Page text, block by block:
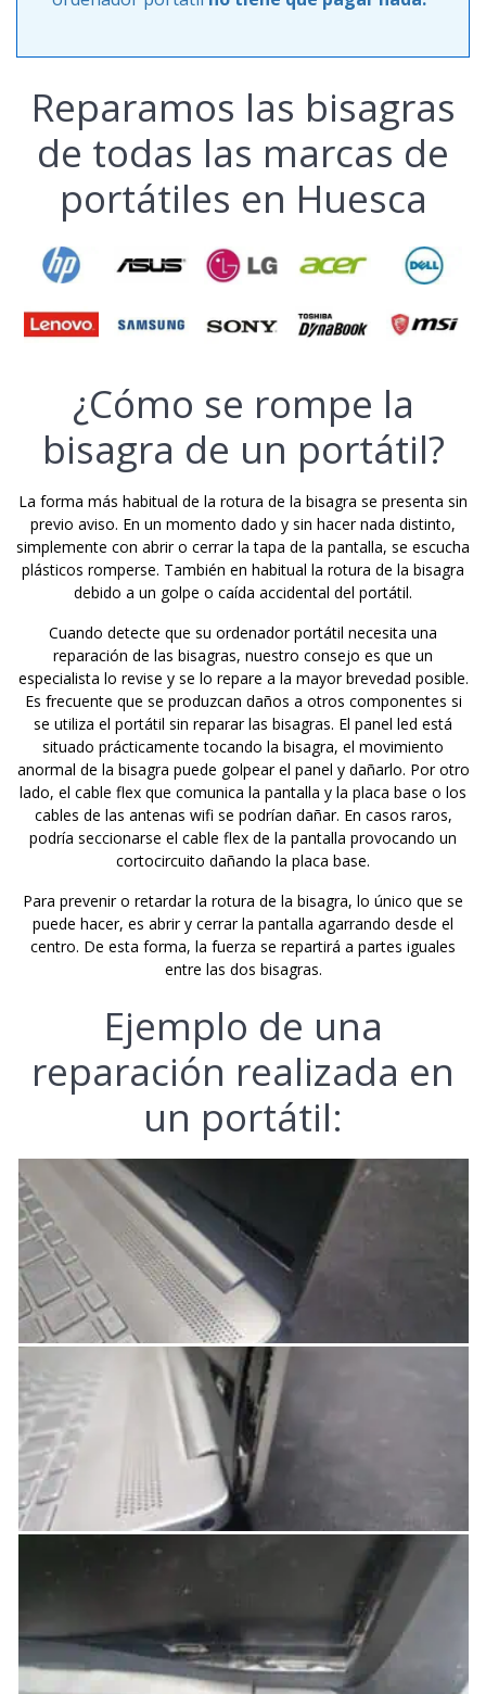
Reparamos las bisagras
de todas las marcas de
portátiles en Huesca
¿Cómo se rompe la
bisagra de un portátil?
La forma más habitual de la rotura de la bisagra se presenta sin
previo aviso. En un momento dado y sin hacer nada distinto,
simplemente con abrir o cerrar la tapa de la pantalla, se escucha
plásticos romperse. También en habitual la rotura de la bisagra
debido a un golpe o caída accidental del portátil.
Cuando detecte que su ordenador portátil necesita una
reparación de las bisagras, nuestro consejo es que un
especialista lo revise y se lo repare a la mayor brevedad posible.
Es frecuente que se produzcan daños a otros componentes si
se utiliza el portátil sin reparar las bisagras. El panel led está
situado prácticamente tocando la bisagra, el movimiento
anormal de la bisagra puede golpear el panel y dañarlo. Por otro
lado, el cable flex que comunica la pantalla y la placa base o los
cables de las antenas wifi se podrían dañar. En casos raros,
podría seccionarse el cable flex de la pantalla provocando un
cortocircuito dañando la placa base.
Para prevenir o retardar la rotura de la bisagra, lo único que se
puede hacer, es abrir y cerrar la pantalla agarrando desde el
centro. De esta forma, la fuerza se repartirá a partes iguales
entre las dos bisagras.
Ejemplo de una
reparación realizada en
un portátil: